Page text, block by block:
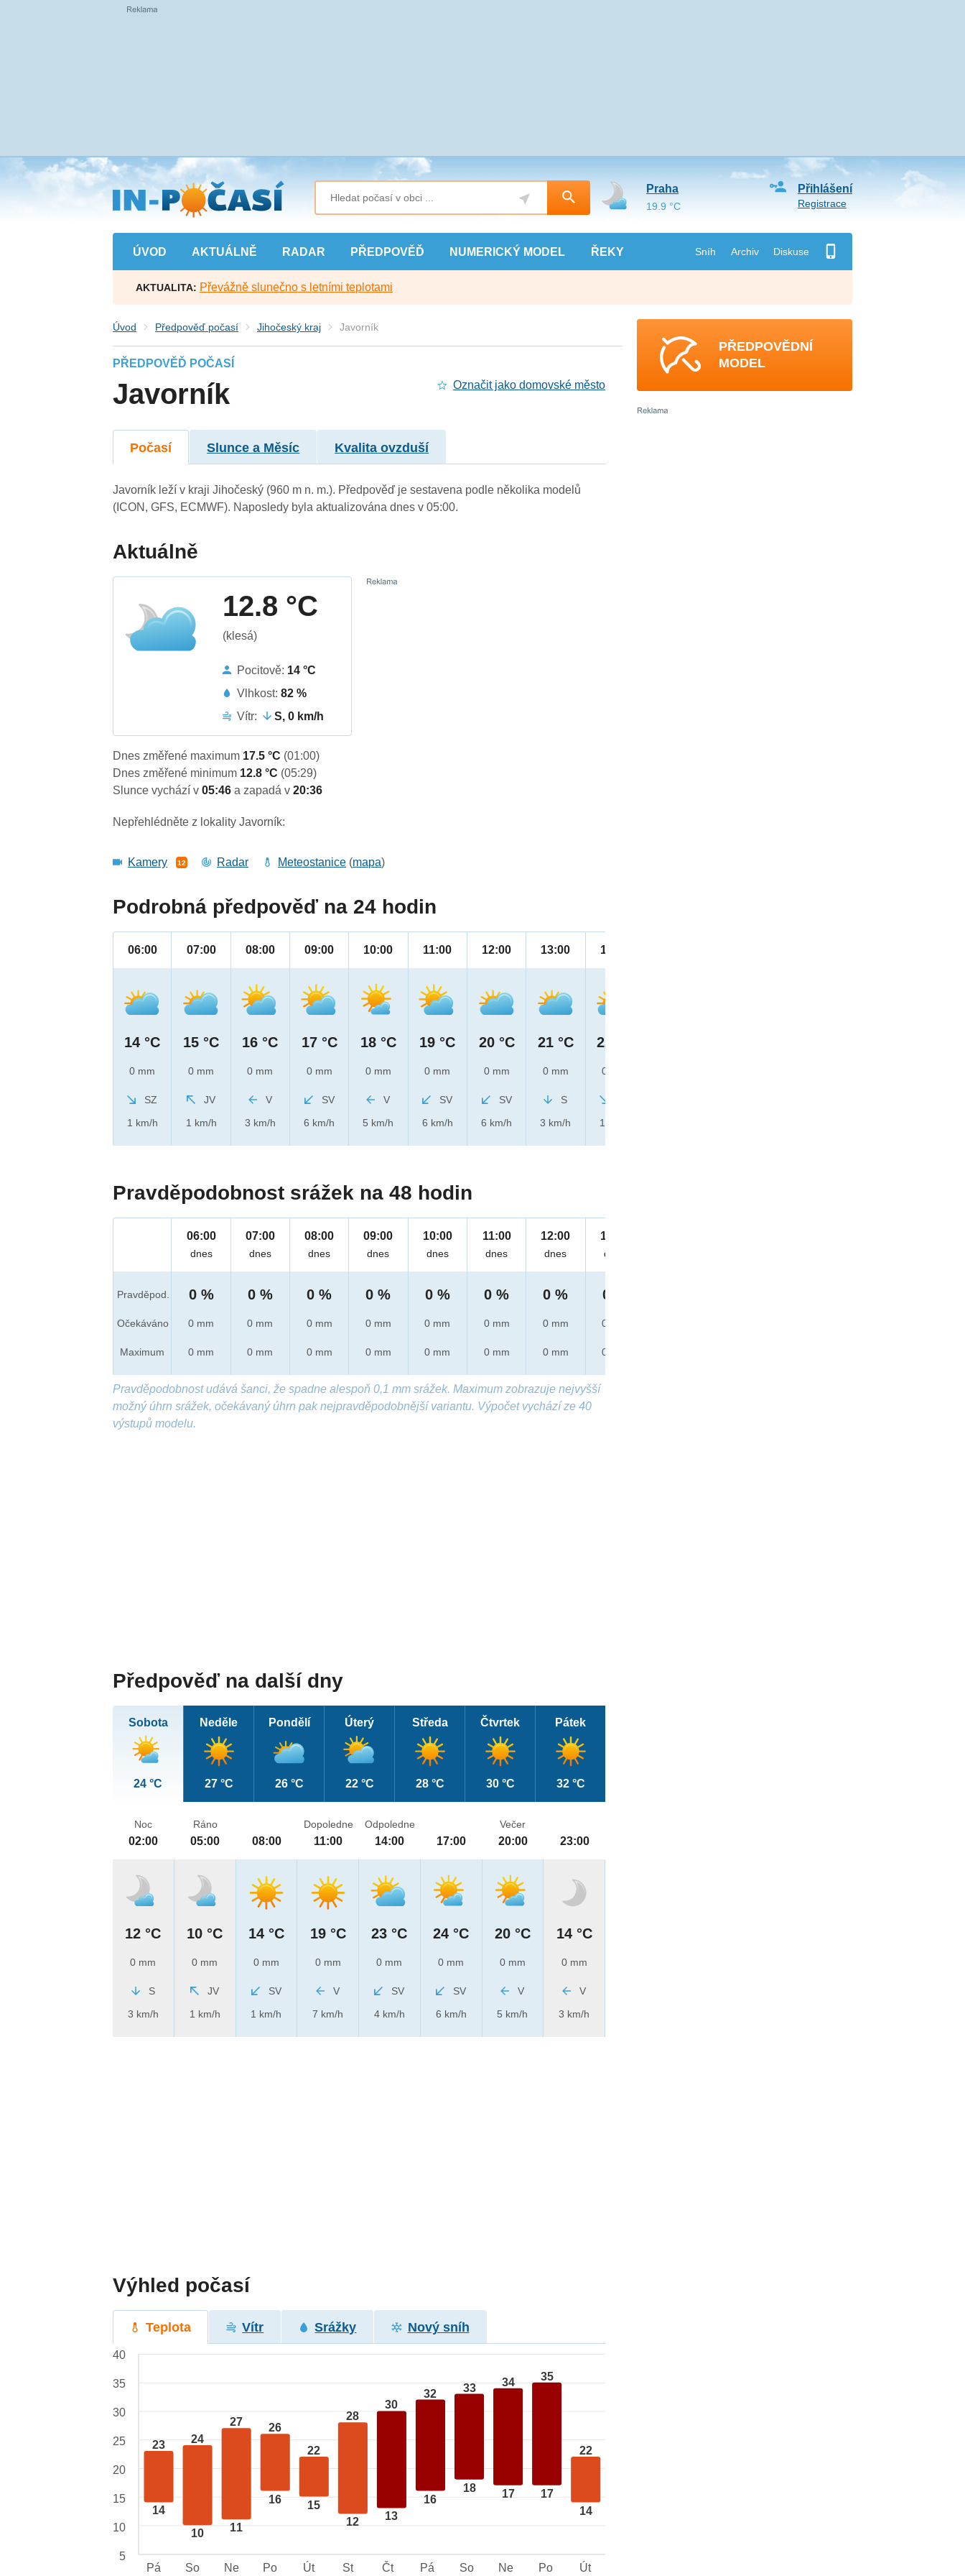
Přejít
na
hlavní
obsah
ÚVOD AKTUÁLNĚ RADAR PŘEDPOVĚĎ NUMERICKÝ MODEL ŘEKY Sníh Archiv Diskuse
Přihlášení
Registrace
Praha
19.9 °C
AKTUALITA: Převážně slunečno s letními teplotami
Úvod Předpověď počasí Jihočeský kraj Javorník
PŘEDPOVĚĎ POČASÍ
Javorník Označit jako domovské město
Počasí Slunce a Měsíc Kvalita ovzduší
Javorník leží v kraji Jihočeský (960 m n. m.). Předpověď je sestavena podle několika modelů
(ICON, GFS, ECMWF). Naposledy byla aktualizována dnes v 05:00.
Aktuálně
12.8 °C
(klesá)
Pocitově: 14 °C
Vlhkost:82 %
Vítr:
S, 0 km/h
Dnes změřené maximum 17.5 °C (01:00)
Dnes změřené minimum 12.8 °C (05:29)
Slunce vychází v05:46a zapadá v20:36
Nepřehlédněte z lokality Javorník:
Kamery 12 Radar Meteostanice (mapa)
Podrobná předpověď na 24 hodin
06:00
14 °C
0 mm
SZ
1 km/h
07:00
15 °C
0 mm
JV
1 km/h
08:00
16 °C
0 mm
V
3 km/h
09:00
17 °C
0 mm
SV
6 km/h
10:00
18 °C
0 mm
V
5 km/h
11:00
19 °C
0 mm
SV
6 km/h
12:00
20 °C
0 mm
SV
6 km/h
13:00
21 °C
0 mm
S
3 km/h
14:00
22 °C
0 mm
1 km/h
Pravděpodobnost srážek na 48 hodin
Pravděpod.
Očekáváno
Maximum
06:00
dnes
0 %
0 mm
0 mm
07:00
dnes
0 %
0 mm
0 mm
08:00
dnes
0 %
0 mm
0 mm
09:00
dnes
0 %
0 mm
0 mm
10:00
dnes
0 %
0 mm
0 mm
11:00
dnes
0 %
0 mm
0 mm
12:00
dnes
0 %
0 mm
0 mm
13:00
dnes
0 %
0 mm
0 mm
Pravděpodobnost udává šanci, že spadne alespoň 0,1 mm srážek. Maximum zobrazuje nejvyšší
možný úhrn srážek, očekávaný úhrn pak nejpravděpodobnější variantu. Výpočet vychází ze 40
výstupů modelu.
Předpověď na další dny
Sobota
24 °C
Neděle
27 °C
Pondělí
26 °C
Úterý
22 °C
Středa
28 °C
Čtvrtek
30 °C
Pátek
32 °C
Noc
02:00
12 °C
0 mm
S
3 km/h
Ráno
05:00
10 °C
0 mm
JV
1 km/h
08:00
14 °C
0 mm
SV
1 km/h
Dopoledne
11:00
19 °C
0 mm
V
7 km/h
Odpoledne
14:00
23 °C
0 mm
SV
4 km/h
17:00
24 °C
0 mm
SV
6 km/h
Večer
20:00
20 °C
0 mm
V
5 km/h
23:00
14 °C
0 mm
V
3 km/h
Výhled počasí
Teplota Vítr Srážky Nový sníh
23
14
24
10
27
11
26
16
22
15
28
12
30
13
32
16
33
18
34
17
35
17
22
14
40
35
30
25
20
15
10
5
Pá
So Ne Po Út St Čt Pá So Ne Po Út
PŘEDPOVĚDNÍ
MODEL